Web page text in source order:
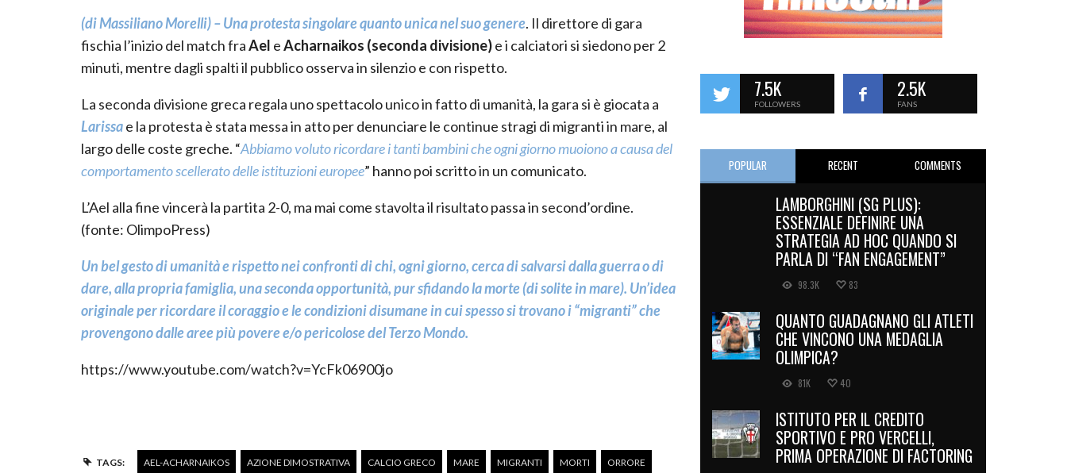
(di Massiliano Morelli) – Una protesta singolare quanto unica nel suo genere. Il direttore di gara
fischia l’inizio del match fraAel eAcharnaikos (seconda divisione)e i calciatori si siedono per 2
minuti, mentre dagli spalti il pubblico osserva in silenzio e con rispetto.
La seconda divisione greca regala uno spettacolo unico in fatto di umanità, la gara si è giocata a
Larissae la protesta è stata messa in atto per denunciare le continue stragi di migranti in mare, al
largo delle coste greche. “Abbiamo voluto ricordare i tanti bambini che ogni giorno muoiono a causa del
comportamento scellerato delle istituzioni europee” hanno poi scritto in un comunicato.
L’Ael alla fine vincerà la partita 2-0, ma mai come stavolta il risultato passa in second’ordine.
(fonte: OlimpoPress)
Un bel gesto di umanità e rispetto nei confronti di chi, ogni giorno, cerca di salvarsi dalla guerra o di
dare, alla propria famiglia, una seconda opportunità, pur sfidando la morte (di solite in mare). Un’idea
originale per ricordare il coraggio e le condizioni disumane in cui spesso si trovano i “migranti” che
provengono dalle aree più povere e/o pericolose del Terzo Mondo.
https://www.youtube.com/watch?v=YcFk06900jo
TAGS: AEL-ACHARNAIKOS AZIONE DIMOSTRATIVA CALCIO GRECO MARE MIGRANTI MORTI ORRORE
7.5K
FOLLOWERS
2.5K
FANS
POPULAR RECENT COMMENTS
LAMBORGHINI (SG PLUS):
ESSENZIALE DEFINIRE UNA
STRATEGIA AD HOC QUANDO SI
PARLA DI “FAN ENGAGEMENT”
98.3K 83
QUANTO GUADAGNANO GLI ATLETI
CHE VINCONO UNA MEDAGLIA
OLIMPICA?
81K 40
ISTITUTO PER IL CREDITO
SPORTIVO E PRO VERCELLI,
PRIMA OPERAZIONE DI FACTORING